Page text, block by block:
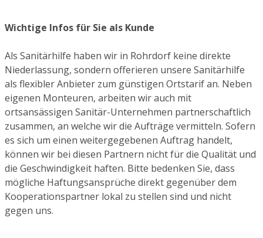
Wichtige Infos für Sie als Kunde
Als Sanitärhilfe haben wir in Rohrdorf keine direkte
Niederlassung, sondern offerieren unsere Sanitärhilfe
als flexibler Anbieter zum günstigen Ortstarif an. Neben
eigenen Monteuren, arbeiten wir auch mit
ortsansässigen Sanitär-Unternehmen partnerschaftlich
zusammen, an welche wir die Aufträge vermitteln. Sofern
es sich um einen weitergegebenen Auftrag handelt,
können wir bei diesen Partnern nicht für die Qualität und
die Geschwindigkeit haften. Bitte bedenken Sie, dass
mögliche Haftungsansprüche direkt gegenüber dem
Kooperationspartner lokal zu stellen sind und nicht
gegen uns.